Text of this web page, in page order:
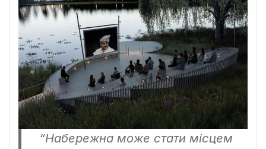
“Набережна може стати місцем